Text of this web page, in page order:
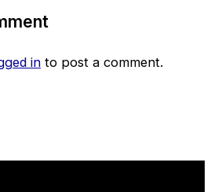
into post a comment.